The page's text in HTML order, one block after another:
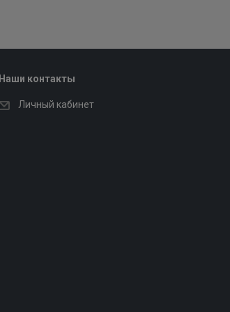
Наши контакты
Личный кабинет